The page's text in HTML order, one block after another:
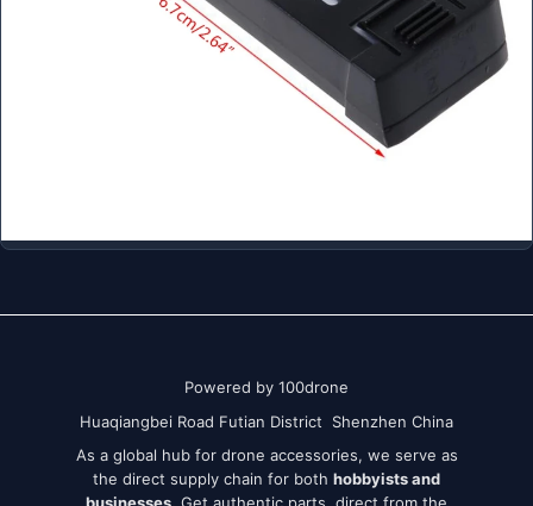
Powered by 100drone
Huaqiangbei Road Futian District Shenzhen China
As a global hub for drone accessories, we serve as
the direct supply chain for both hobbyists and